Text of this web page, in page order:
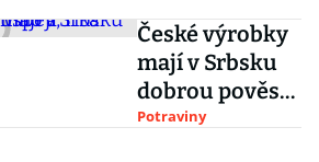
České výrobky
mají v Srbsku
dobrou pověst,
víno a slivovice
Potraviny